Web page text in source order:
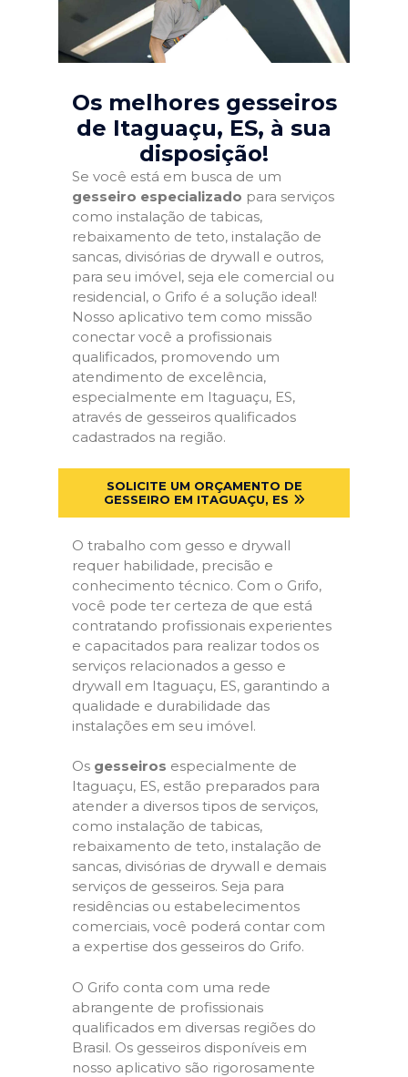
Os melhores gesseiros
de Itaguaçu, ES, à sua
disposição!
Se você está em busca de um
gesseiro especializado para serviços
como instalação de tabicas,
rebaixamento de teto, instalação de
sancas, divisórias de drywall e outros,
para seu imóvel, seja ele comercial ou
residencial, o Grifo é a solução ideal!
Nosso aplicativo tem como missão
conectar você a profissionais
qualificados, promovendo um
atendimento de excelência,
especialmente em Itaguaçu, ES,
através de gesseiros qualificados
cadastrados na região.
SOLICITE UM ORÇAMENTO DE
GESSEIRO EM ITAGUAÇU, ES
O trabalho com gesso e drywall
requer habilidade, precisão e
conhecimento técnico. Com o Grifo,
você pode ter certeza de que está
contratando profissionais experientes
e capacitados para realizar todos os
serviços relacionados a gesso e
drywall em Itaguaçu, ES, garantindo a
qualidade e durabilidade das
instalações em seu imóvel.
Os gesseiros especialmente de
Itaguaçu, ES, estão preparados para
atender a diversos tipos de serviços,
como instalação de tabicas,
rebaixamento de teto, instalação de
sancas, divisórias de drywall e demais
serviços de gesseiros. Seja para
residências ou estabelecimentos
comerciais, você poderá contar com
a expertise dos gesseiros do Grifo.
O Grifo conta com uma rede
abrangente de profissionais
qualificados em diversas regiões do
Brasil. Os gesseiros disponíveis em
nosso aplicativo são rigorosamente